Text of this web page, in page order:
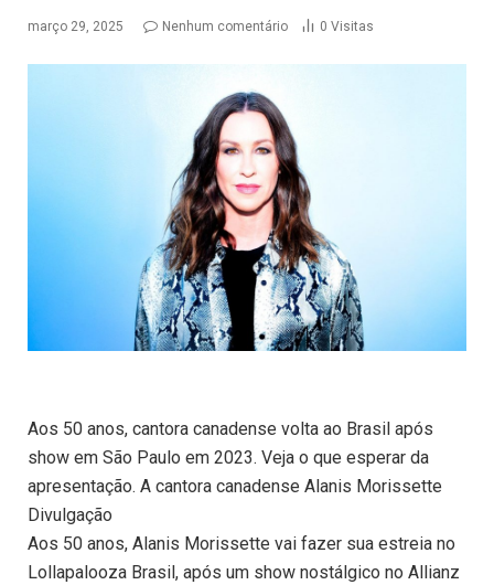
março 29, 2025 Nenhum comentário 0 Visitas
Aos 50 anos, cantora canadense volta ao Brasil após
show em São Paulo em 2023. Veja o que esperar da
apresentação. A cantora canadense Alanis Morissette
Divulgação
Aos 50 anos, Alanis Morissette vai fazer sua estreia no
Lollapalooza Brasil, após um show nostálgico no Allianz